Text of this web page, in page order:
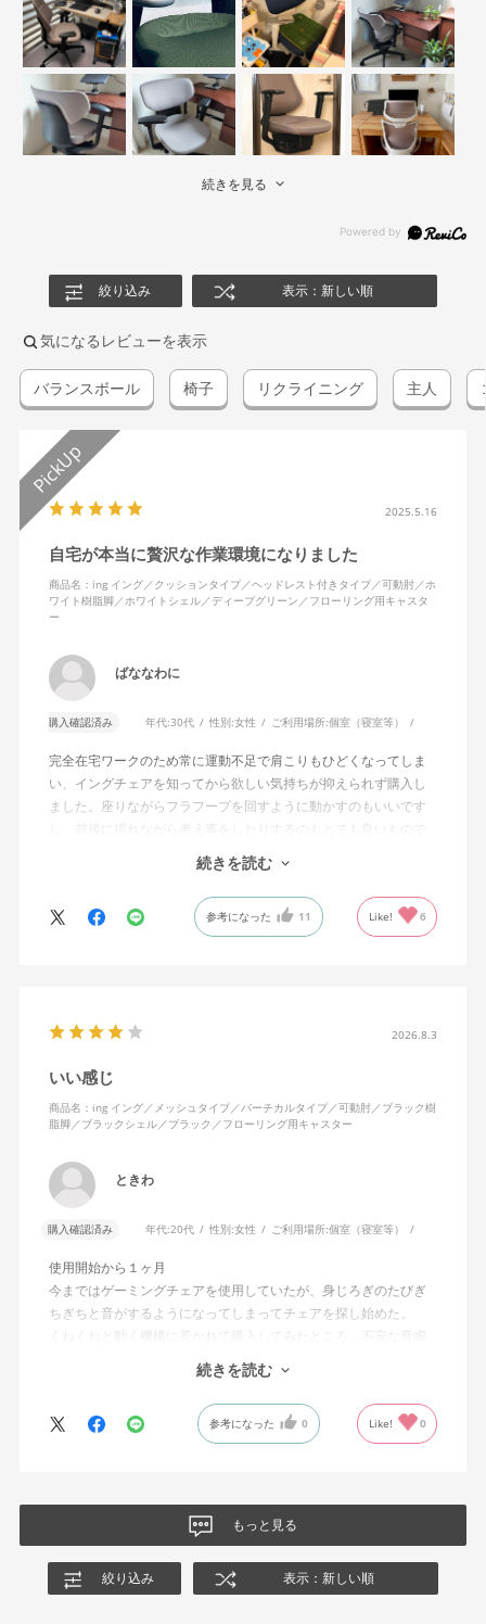
続きを見る
絞り込み 表示：新しい順
気になるレビューを表示
バランスボール 椅子 リクライニング 主人
2025.5.16
自宅が本当に贅沢な作業環境になりました
商品名：ing イング／クッションタイプ／ヘッドレスト付きタイプ／可動肘／ホ
ワイト樹脂脚／ホワイトシェル／ディープグリーン／フローリング用キャスタ
ー
ばななわに
購入確認済み 年代:30代 性別:女性 ご利用場所:個室（寝室等）
完全在宅ワークのため常に運動不足で肩こりもひどくなってしま
い、イングチェアを知ってから欲しい気持ちが抑えられず購入し
ました。座りながらフラフープを回すように動かすのもいいです
し、前後に揺れながら考え事をしたりするのもとても良いもので
す。カチャカチャ音が鳴るわけではないのですが、オフィスで揺
れてばっかだと怒られそうですが、自宅なら何も気にせずに使え
特に前後に揺らす時にヘッドレストありで購入して良かったと思
えます。揺れを止める機能もちゃんとあります。
続きを読む
参考になった 11 Like! 6
2026.8.3
いい感じ
商品名：ing イング／メッシュタイプ／バーチカルタイプ／可動肘／ブラック樹
脂脚／ブラックシェル／ブラック／フローリング用キャスター
ときわ
購入確認済み 年代:20代 性別:女性 ご利用場所:個室（寝室等）
使用開始から１ヶ月
今まではゲーミングチェアを使用していたが、身じろぎのたびぎ
ちぎちと音がするようになってしまってチェアを探し始めた。
くねくねと動く機構に惹かれて購入してみたところ、不安な音鳴
りは無くなった！但し座る時と立つ時はカッチョンと音がする。
これは座っていない時に椅子が倒れないように立ち上がると水平
に保つ機構があるようだ。
絵を描くのと、ゲームをするためのデスクで使用しているためお
尻についてくるフレキシブルな座面が嬉しい。
続きを読む
参考になった 0 Like! 0
もっと見る
絞り込み 表示：新しい順